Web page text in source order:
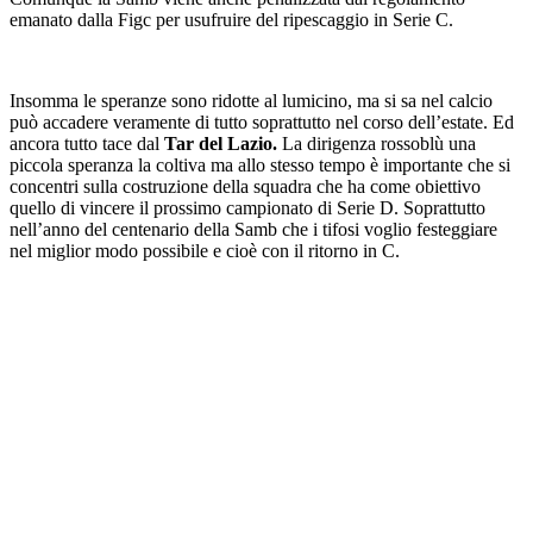
emanato dalla Figc per usufruire del ripescaggio in Serie C.
Insomma le speranze sono ridotte al lumicino, ma si sa nel calcio
può accadere veramente di tutto soprattutto nel corso dell’estate. Ed
ancora tutto tace dal Tar del Lazio. La dirigenza rossoblù una
piccola speranza la coltiva ma allo stesso tempo è importante che si
concentri sulla costruzione della squadra che ha come obiettivo
quello di vincere il prossimo campionato di Serie D. Soprattutto
nell’anno del centenario della Samb che i tifosi voglio festeggiare
nel miglior modo possibile e cioè con il ritorno in C.